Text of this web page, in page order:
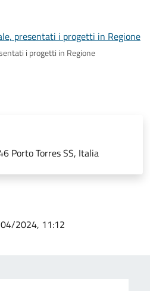
i progetti in Regione
Porto Torres SS, Italia
2024, 11:12